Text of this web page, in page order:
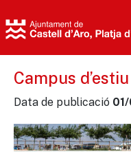
Campus
Data de publicació